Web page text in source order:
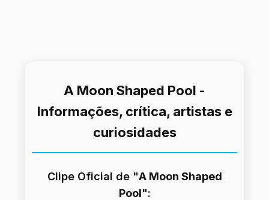
A Moon Shaped Pool -
Informações, crítica, artistas e
curiosidades
Clipe Oficial de "A Moon Shaped
Pool":